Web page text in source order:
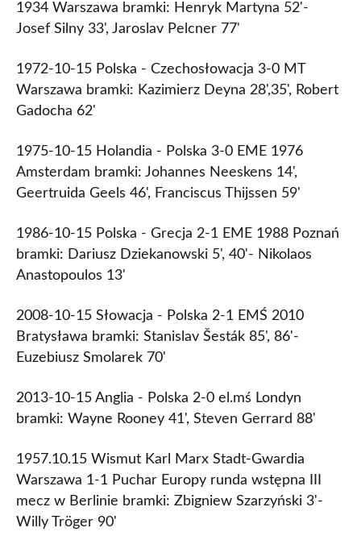
1934 Warszawa bramki: Henryk Martyna 52'-
Josef Silny 33', Jaroslav Pelcner 77'
1972-10-15 Polska - Czechosłowacja 3-0 MT
Warszawa bramki: Kazimierz Deyna 28',35', Robert
Gadocha 62'
1975-10-15 Holandia - Polska 3-0 EME 1976
Amsterdam bramki: Johannes Neeskens 14',
Geertruida Geels 46', Franciscus Thijssen 59'
1986-10-15 Polska - Grecja 2-1 EME 1988 Poznań
bramki: Dariusz Dziekanowski 5', 40'- Nikolaos
Anastopoulos 13'
2008-10-15 Słowacja - Polska 2-1 EMŚ 2010
Bratysława bramki: Stanislav Šesták 85', 86'-
Euzebiusz Smolarek 70'
2013-10-15 Anglia - Polska 2-0 el.mś Londyn
bramki: Wayne Rooney 41', Steven Gerrard 88'
1957.10.15 Wismut Karl Marx Stadt-Gwardia
Warszawa 1-1 Puchar Europy runda wstępna III
mecz w Berlinie bramki: Zbigniew Szarzyński 3'-
Willy Tröger 90'